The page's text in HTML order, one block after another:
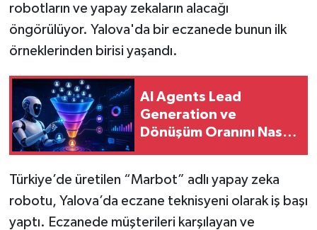
robotların ve yapay zekaların alacağı
öngörülüyor. Yalova'da bir eczanede bunun ilk
örneklerinden birisi yaşandı.
AI Agents Lead
Generation ve
Dönüşüm Oranını Nasıl
Türkiye’de üretilen “Marbot” adlı yapay zeka
robotu, Yalova’da eczane teknisyeni olarak iş başı
yaptı. Eczanede müşterileri karşılayan ve